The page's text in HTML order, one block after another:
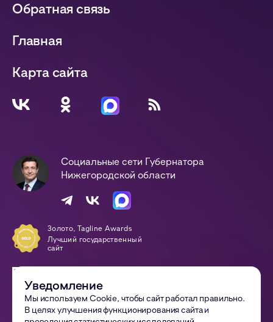
Обратная связь
Главная
Карта сайта
Социальные сети Губернатора
Нижегородской области
Золото, Tagline Awards
Лучший государственный
сайт
Сайт года
Уведомление
Мы используем Cookie, чтобы сайт работал правильно.
В целях улучшения функционирования сайта и